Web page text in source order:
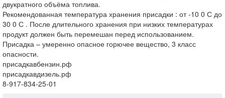
двукратного объёма топлива.
Рекомендованная температура хранения присадки : от -10 0 С до
30 0 С . После длительного хранения при низких температурах
продукт должен быть перемешан перед использованием.
Присадка – умеренно опасное горючее вещество, 3 класс
опасности.
присадкавбензин.рф
присадкавдизель.рф
8-917-834-25-01